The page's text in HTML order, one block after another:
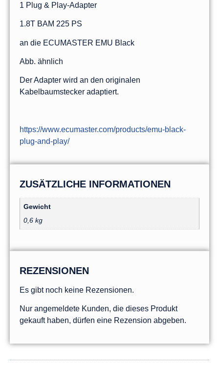
1 Plug & Play-Adapter
1.8T BAM 225 PS
an die ECUMASTER EMU Black
Abb. ähnlich
Der Adapter wird an den originalen
Kabelbaumstecker adaptiert.
https://www.ecumaster.com/products/emu-black-
plug-and-play/
ZUSÄTZLICHE INFORMATIONEN
Gewicht
0,6 kg
REZENSIONEN
Es gibt noch keine Rezensionen.
Nur angemeldete Kunden, die dieses Produkt
gekauft haben, dürfen eine Rezension abgeben.